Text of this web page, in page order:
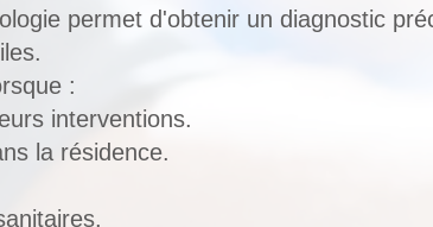
permet d'obtenir un diagnostic
:
interventions.
la résidence.